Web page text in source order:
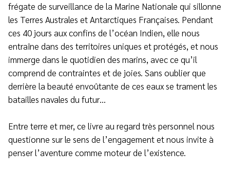
frégate de surveillance de la Marine Nationale qui sillonne
les Terres Australes et Antarctiques Françaises. Pendant
ces 40 jours aux confins de l’océan Indien, elle nous
entraîne dans des territoires uniques et protégés, et nous
immerge dans le quotidien des marins, avec ce qu’il
comprend de contraintes et de joies. Sans oublier que
derrière la beauté envoûtante de ces eaux se trament les
batailles navales du futur…
Entre terre et mer, ce livre au regard très personnel nous
questionne sur le sens de l’engagement et nous invite à
penser l’aventure comme moteur de l’existence.